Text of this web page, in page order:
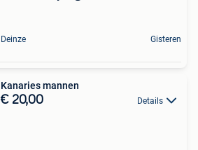
Deinze Gisteren
Kanaries mannen
€ 20,00 Details